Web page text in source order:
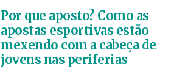
Por que aposto? Como as
apostas esportivas estão
mexendo com a cabeça de
jovens nas periferias